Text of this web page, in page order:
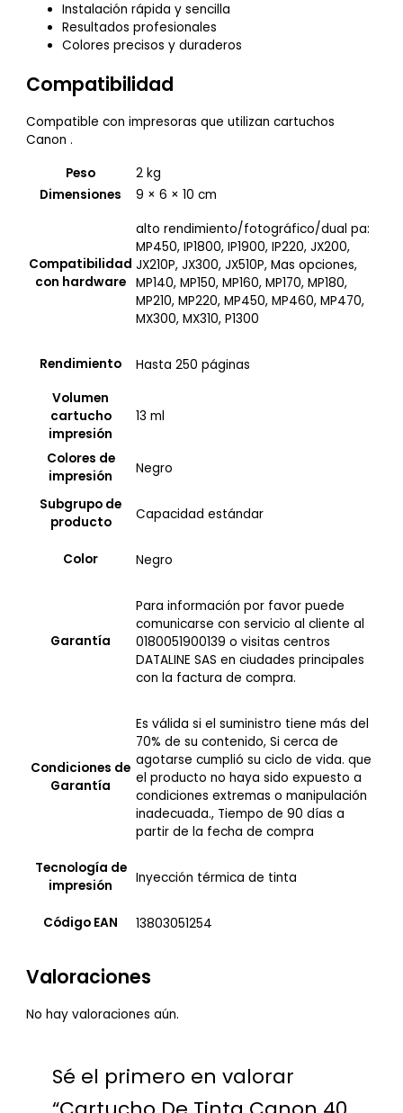
Instalación rápida y sencilla
Resultados profesionales
Colores precisos y duraderos
Compatibilidad
Compatible con impresoras que utilizan cartuchos
Canon .
Peso
2 kg
Dimensiones
9 × 6 × 10 cm
Compatibilidad
con hardware
alto rendimiento/fotográfico/dual pa:
MP450, IP1800, IP1900, IP220, JX200,
JX210P, JX300, JX510P, Mas opciones,
MP140, MP150, MP160, MP170, MP180,
MP210, MP220, MP450, MP460, MP470,
MX300, MX310, P1300
Rendimiento
Hasta 250 páginas
Volumen
cartucho
impresión
13 ml
Colores de
impresión
Negro
Subgrupo de
producto
Capacidad estándar
Color Negro
Garantía
Para información por favor puede
comunicarse con servicio al cliente al
0180051900139 o visitas centros
DATALINE SAS en ciudades principales
con la factura de compra.
Condiciones de
Garantía
Es válida si el suministro tiene más del
70% de su contenido, Si cerca de
agotarse cumplió su ciclo de vida. que
el producto no haya sido expuesto a
condiciones extremas o manipulación
inadecuada., Tiempo de 90 días a
partir de la fecha de compra
Tecnología de
impresión
Inyección térmica de tinta
Código EAN 13803051254
Valoraciones
No hay valoraciones aún.
Sé el primero en valorar